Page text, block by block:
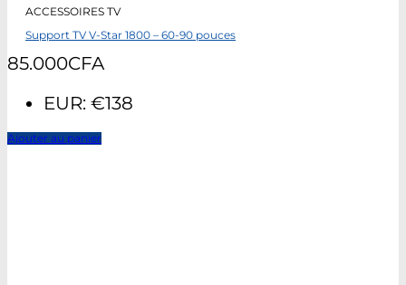
ACCESSOIRES TV
Support TV V-Star 1800 – 60-90 pouces
85.000CFA
EUR: €138
Ajouter au panier